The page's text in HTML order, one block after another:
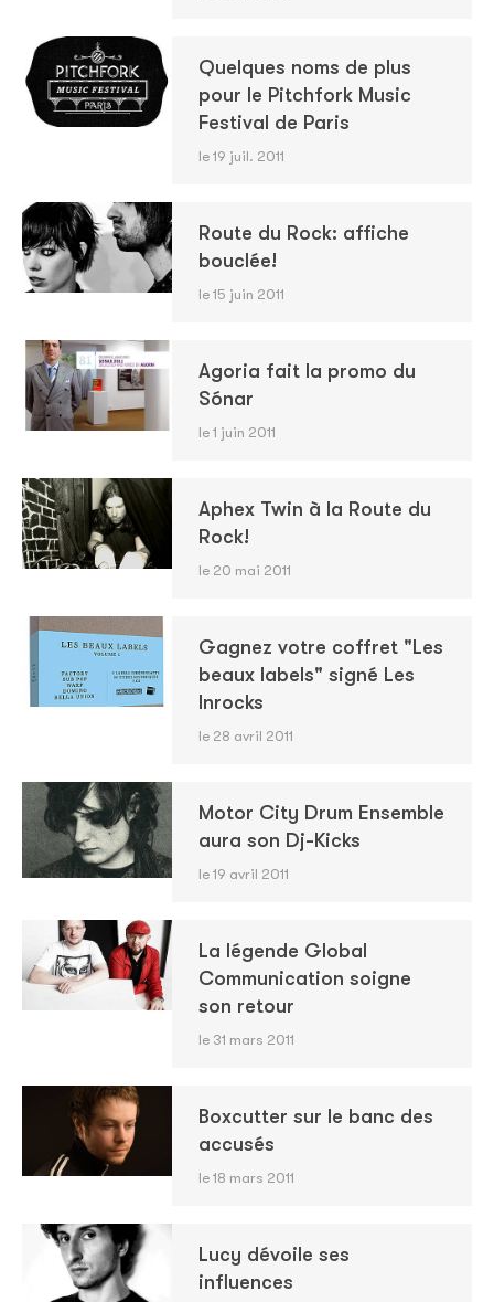
Quelques noms de plus
pour le Pitchfork Music
Festival de Paris
le 19 juil. 2011
Route du Rock: affiche
bouclée!
le 15 juin 2011
Agoria fait la promo du
Sónar
le 1 juin 2011
Aphex Twin à la Route du
Rock!
le 20 mai 2011
Gagnez votre coffret "Les
beaux labels" signé Les
Inrocks
le 28 avril 2011
Motor City Drum Ensemble
aura son Dj-Kicks
le 19 avril 2011
La légende Global
Communication soigne
son retour
le 31 mars 2011
Boxcutter sur le banc des
accusés
le 18 mars 2011
Lucy dévoile ses
influences